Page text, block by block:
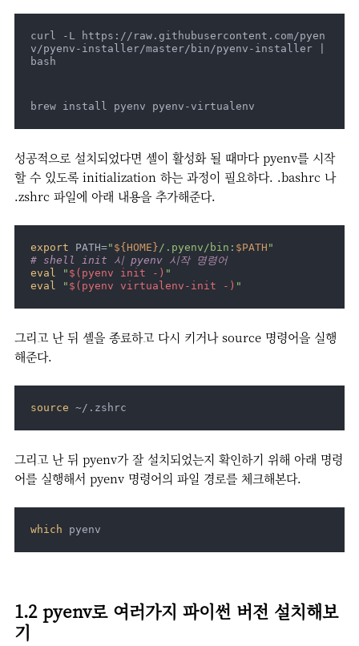
curl -L https://raw.githubusercontent.com/pyen
v/pyenv-installer/master/bin/pyenv-installer |
bash
brew install pyenv pyenv-virtualenv
성공적으로 설치되었다면 셸이 활성화 될 때마다 pyenv를 시작
할 수 있도록 initialization 하는 과정이 필요하다. .bashrc 나
.zshrc 파일에 아래 내용을 추가해준다.
export PATH=" ${HOME}/.pyenv/bin: $PATH "
# shell init 시 pyenv 시작 명령어
eval
" $(pyenv init -) "
eval
" $(pyenv virtualenv-init -) "
그리고 난 뒤 셸을 종료하고 다시 키거나 source 명령어을 실행
해준다.
source ~/.zshrc
그리고 난 뒤 pyenv가 잘 설치되었는지 확인하기 위해 아래 명령
어를 실행해서 pyenv 명령어의 파일 경로를 체크해본다.
which pyenv
1.2 pyenv로 여러가지 파이썬 버전 설치해보
기